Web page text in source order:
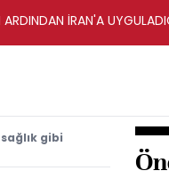
İRAN'A
gibi